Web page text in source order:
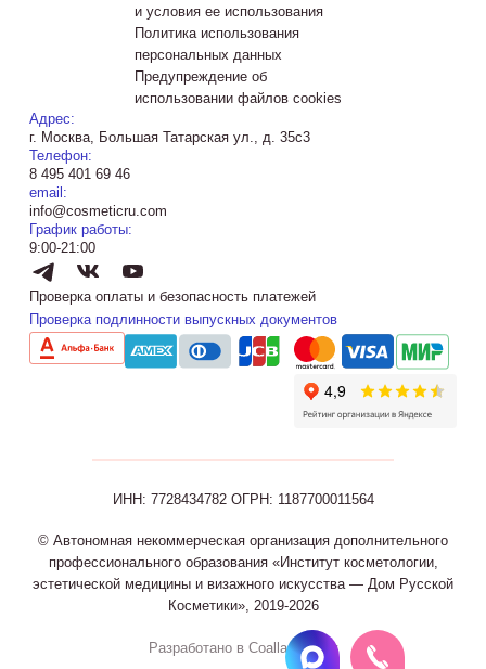
и условия ее использования
Политика использования
персональных данных
Предупреждение об
использовании файлов cookies
Адрес:
г. Москва, Большая Татарская ул., д. 35с3
Телефон:
8 495 401 69 46
email:
info@cosmeticru.com
График работы:
9:00-21:00
Проверка оплаты и безопасность платежей
Проверка подлинности выпускных документов
ИНН: 7728434782 ОГРН: 1187700011564
© Автономная некоммерческая организация дополнительного
профессионального образования «Институт косметологии,
эстетической медицины и визажного искусства — Дом Русской
Косметики», 2019-2026
Разработано в Coalla Agency